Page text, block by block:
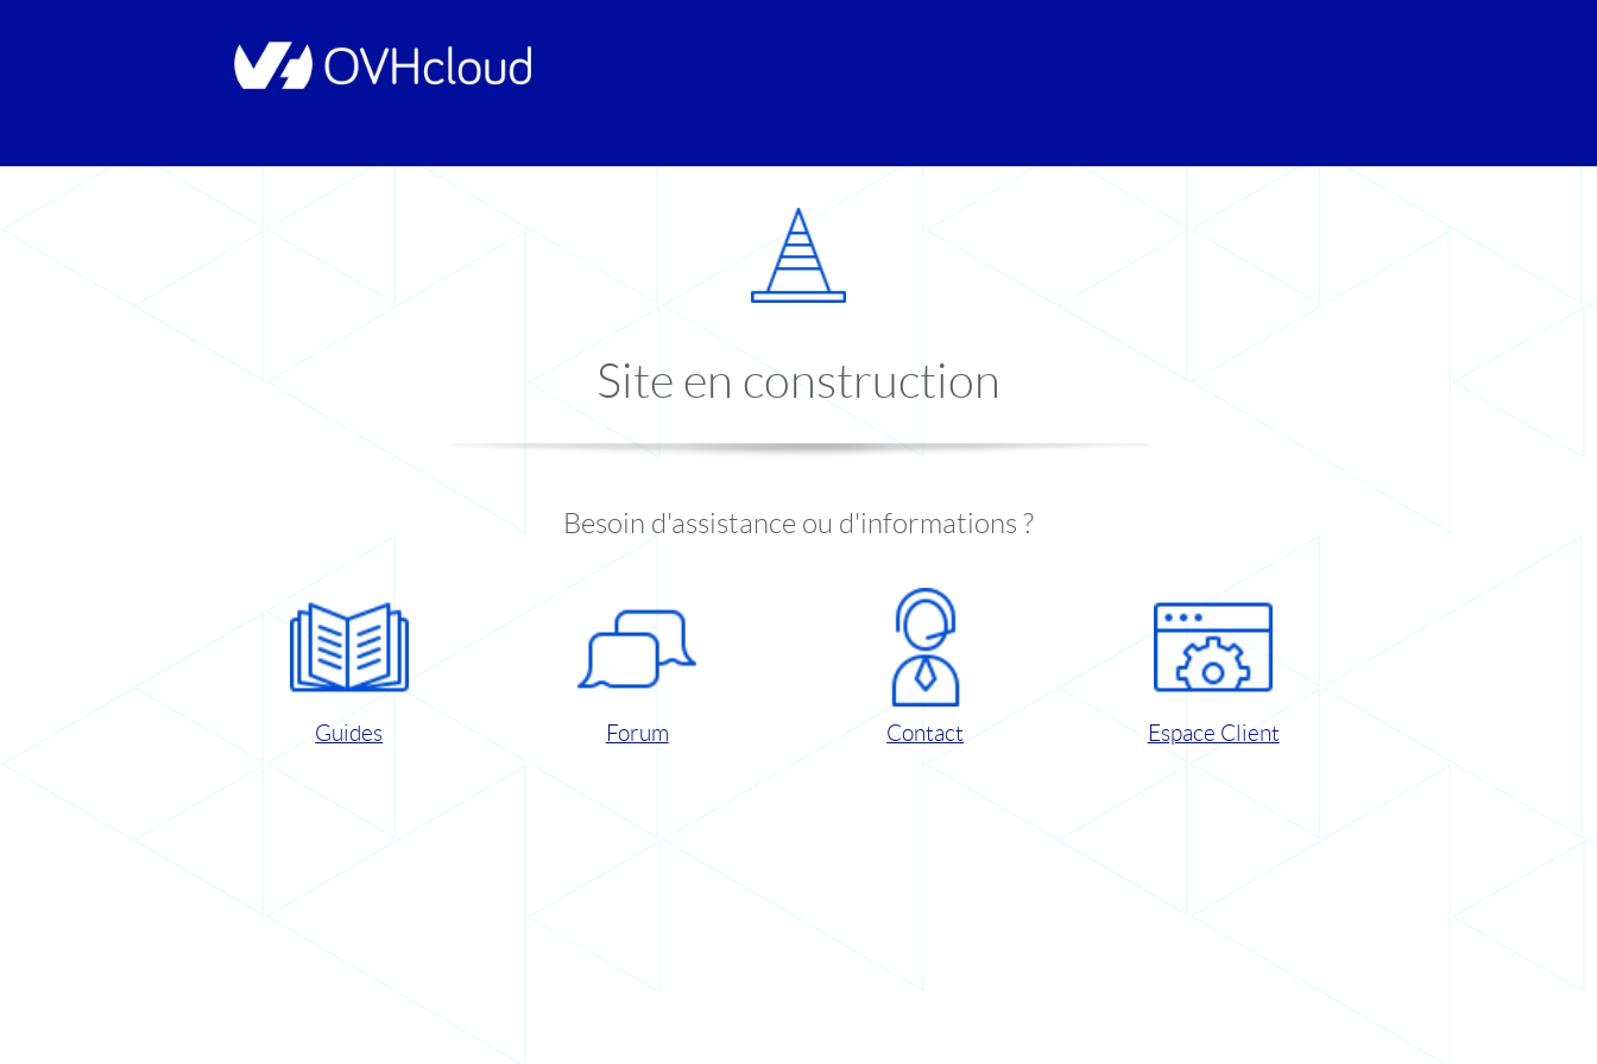
Site en construction
Besoin d'assistance ou d'informations ?
Guides Forum Contact Espace Client